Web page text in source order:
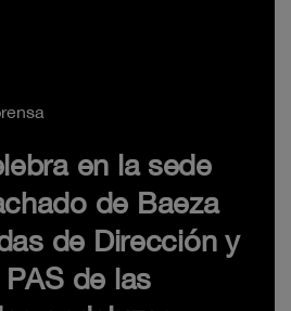
en la sede
de Baeza
de Dirección y
de las